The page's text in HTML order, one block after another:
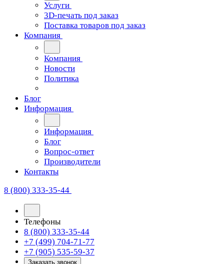
Услуги
3D-печать под заказ
Поставка товаров под заказ
Компания
Компания
Новости
Политика
Блог
Информация
Информация
Блог
Вопрос-ответ
Производители
Контакты
8 (800) 333-35-44
Телефоны
8 (800) 333-35-44
+7 (499) 704-71-77
+7 (905) 535-59-37
Заказать звонок